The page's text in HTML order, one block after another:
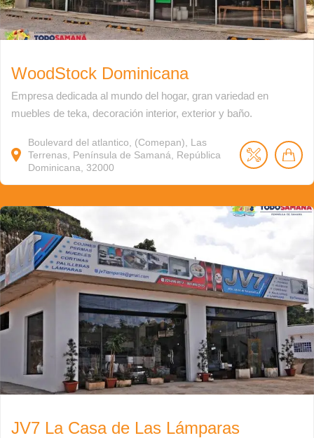
WoodStock Dominicana
Empresa dedicada al mundo del hogar, gran variedad en
muebles de teka, decoración interior, exterior y baño.
Boulevard del atlantico, (Comepan), Las
Terrenas, Península de Samaná, República
Dominicana, 32000
JV7 La Casa de Las Lámparas